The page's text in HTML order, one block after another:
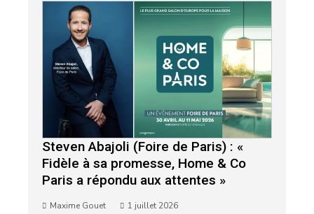
Steven Abajoli (Foire de Paris) : «
Fidèle à sa promesse, Home & Co
Paris a répondu aux attentes »
Maxime Gouet 1 juillet 2026